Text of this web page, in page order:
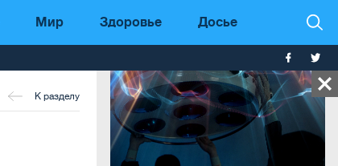
Мир Здоровье Досье
К разделу